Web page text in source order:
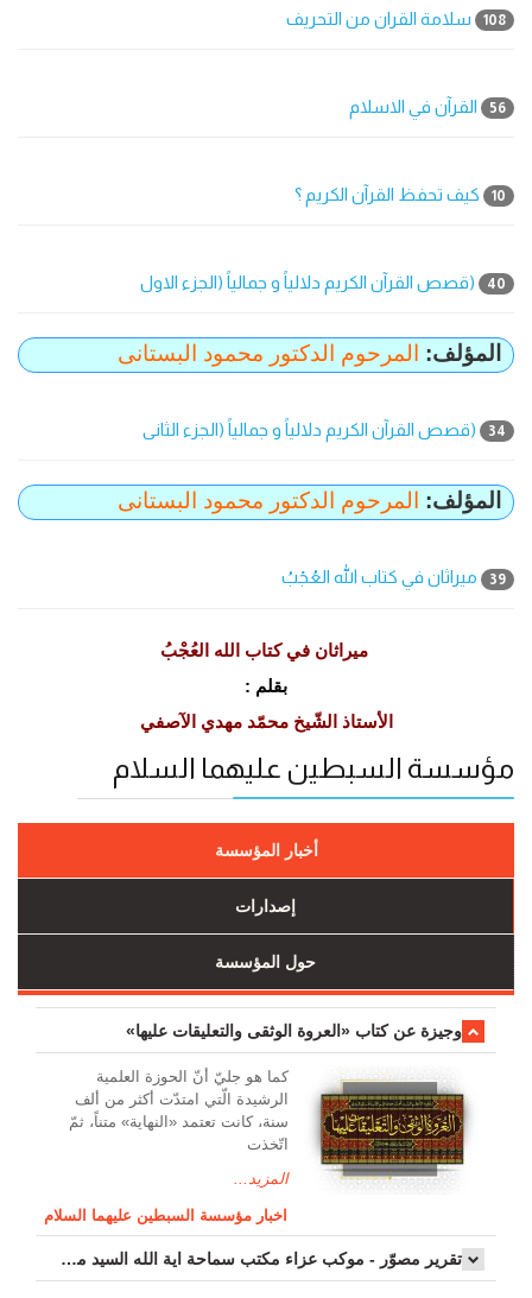
108 سلامة القران من التحريف
56 القرآن في الاسلام
10 كيف تحفظ القرآن الكريم ؟
40 (قصص القرآن الکریم دلالیاً و جمالیاً (الجزء الاول
المؤلف: المرحوم الدکتور محمود البستانی
34 (قصص القرآن الکریم دلالیاً و جمالیاً (الجزء الثانی
المؤلف: المرحوم الدکتور محمود البستانی
39 ميراثان في كتاب الله العُجْبُ
ميراثان في كتاب الله العُجْبُ
بقلم :
الأستاذ الشّيخ محمّد مهدي الآصفي
مؤسسة السبطين عليهما السلام
أخبار المؤسسة
إصدارات
حول المؤسسة
وجیزة عن کتاب «العروة الوثقی والتعلیقات علیها»
کما هو جليّ أنّ الحوزة العلمیة
الرشیدة الّتي امتدّت أكثر من ألف
سنة، كانت تعتمد «النهاية» متناً، ثمّ
اتّخذت
المزيد...
اخبار مؤسسة السبطين عليهما السلام
تقرير مصوّر - موكب عزاء مکتب سماحة اية الله السيد مرتضى الموسوي الاصفهاني في يوم إستشهاد السيدة فاطم...